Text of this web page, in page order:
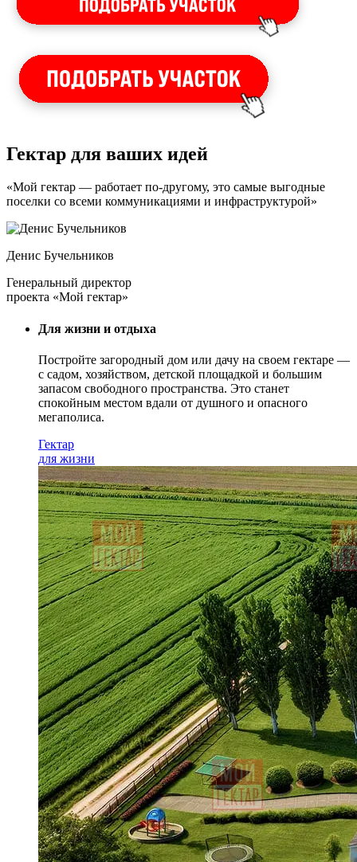
Гектар для ваших идей
«Мой гектар — работает по-другому, это самые выгодные
поселки со всеми коммуникациями и инфраструктурой»
Денис Бучельников
Генеральный директор
проекта «Мой гектар»
Для жизни и отдыха
Постройте загородный дом или дачу на своем гектаре —
с садом, хозяйством, детской площадкой и большим
запасом свободного пространства. Это станет
спокойным местом вдали от душного и опасного
мегаполиса.
Гектар
для жизни